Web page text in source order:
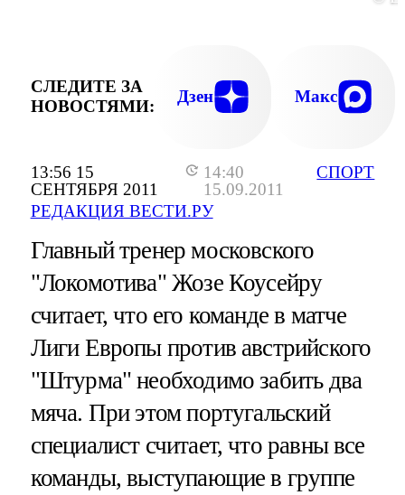
13:56 15
СЕНТЯБРЯ 2011
14:40
15.09.2011
РЕДАКЦИЯ ВЕСТИ.РУ
СПОРТ
СЛЕДИТЕ ЗА
НОВОСТЯМИ:
Дзен Макс
Главный тренер московского
"Локомотива" Жозе Коусейру
считает, что его команде в матче
Лиги Европы против австрийского
"Штурма" необходимо забить два
мяча. При этом португальский
специалист считает, что равны все
команды, выступающие в группе